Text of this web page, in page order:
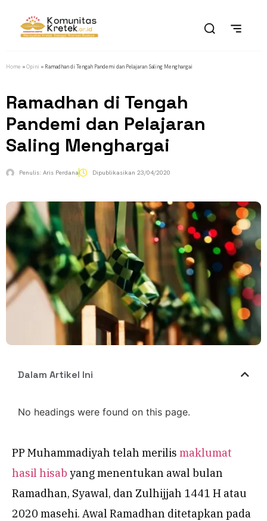
Home »Opini » Ramadhan di Tengah Pandemi dan Pelajaran Saling Menghargai
Ramadhan di Tengah
Pandemi dan Pelajaran
Saling Menghargai
Penulis: Aris Perdana Dipublikasikan 23/04/2020
Dalam Artikel Ini
No headings were found on this page.
PP Muhammadiyah telah merilis maklumat
hasil hisab yang menentukan awal bulan
Ramadhan, Syawal, dan Zulhijjah 1441 H atau
2020 masehi. Awal Ramadhan ditetapkan pada